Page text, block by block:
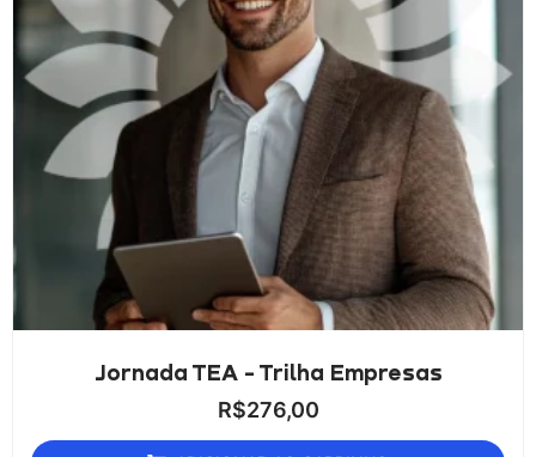
Jornada TEA - Trilha Empresas
R$276,00